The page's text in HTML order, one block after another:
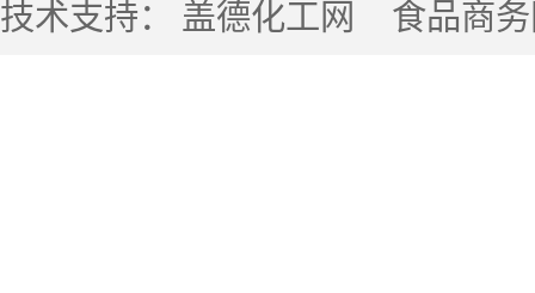
技术支持： 盖德化工网 食品商